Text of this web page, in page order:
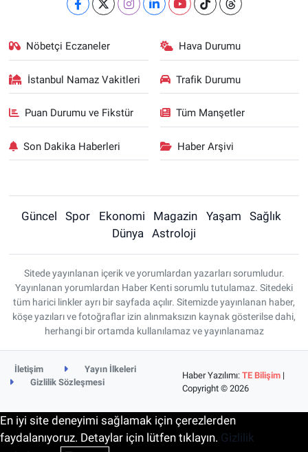
Nöbetçi Eczaneler Hava Durumu
İstanbul Namaz Vakitleri Trafik Durumu
Puan Durumu ve Fikstür Tüm Manşetler
Son Dakika Haberleri Haber Arşivi
Güncel Spor Ekonomi Magazin Yaşam
Sağlık
Dünya
Astroloji
Sitede yayınlanan içerik ve yorumlardan yazarları sorumludur.
Yayınlanan yorumlardan Haber Kenti sorumlu tutulamaz. Sitedeki
tüm harici linkler ayrı bir sayfada açılır. Sitemizde yayınlanan haber,
köşe yazıları ve fotoğraflar izin alınmaksızın kaynak gösterilse dahi,
herhangi bir ortamda kullanılamaz ve yayınlanamaz
İletişim
Yayın İlkeleri
Gizlilik Sözleşmesi
Haber Yazılımı:TE Bilişim |
Copyright © 2026
En iyi site deneyimi sağlamak için çerezlerden
faydalanıyoruz. Detaylar için lütfen tıklayın. Gizlilik